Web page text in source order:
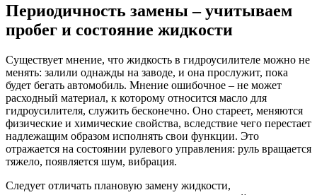
Периодичность замены – учитываем
пробег и состояние жидкости
Существует мнение, что жидкость в гидроусилителе можно не
менять: залили однажды на заводе, и она прослужит, пока
будет бегать автомобиль. Мнение ошибочное – не может
расходный материал, к которому относится масло для
гидроусилителя, служить бесконечно. Оно стареет, меняются
физические и химические свойства, вследствие чего перестает
надлежащим образом исполнять свои функции. Это
отражается на состоянии рулевого управления: руль вращается
тяжело, появляется шум, вибрация.
Следует отличать плановую замену жидкости,